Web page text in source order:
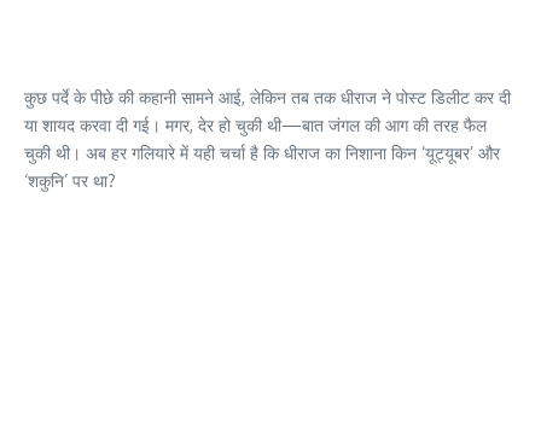
कुछ पर्दे के पीछे की कहानी सामने आई, लेकिन तब तक धीराज ने पोस्ट डिलीट कर दी
या शायद करवा दी गई। मगर, देर हो चुकी थी—बात जंगल की आग की तरह फैल
चुकी थी। अब हर गलियारे में यही चर्चा है कि धीराज का निशाना किन ‘यूट्यूबर’ और
‘शकुनि’ पर था?